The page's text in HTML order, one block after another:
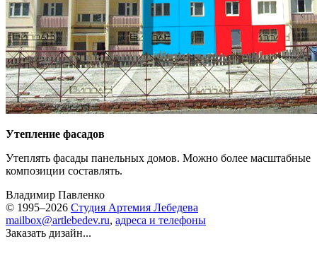
Утепление фасадов
Утеплять фасады панельных домов. Можно более масштабные
композиции составлять.
Владимир Павленко
© 1995–2026 Студия Артемия Лебедева
mailbox@artlebedev.ru, адреса и телефоны
Заказать дизайн...